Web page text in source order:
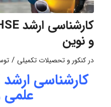
و نوین
در کنکور و تحصیلات تکمیلی /
علمی